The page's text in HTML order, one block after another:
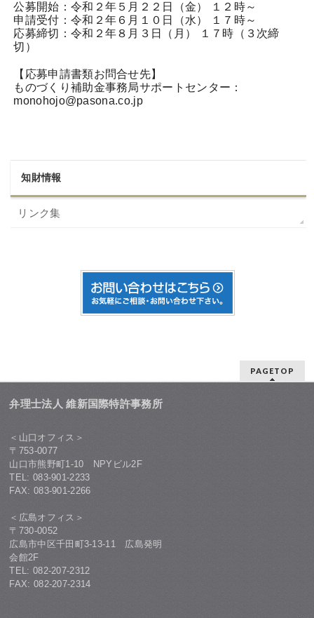
公募開始：令和２年５月２２日（金） １２時～
申請受付：令和２年６月１０日（水） １７時～
応募締切：令和２年８月３日（月） １７時（３次締
切）
【応募申請書類お問合せ先】
ものづくり補助金事務局サポートセンター：
monohojo@pasona.co.jp
知財情報
リンク集
PAGETOP
弁理士法人 維新国際特許事務所
＜山口オフィス＞
〒753-0077
山口市熊野町1-10 NPYビル2F
TEL: 083-901-2233
FAX: 083-901-2266
＜広島オフィス＞
〒730-0052
広島市中区千田町3-13-11 広島発明
会館2F
TEL: 082-207-2312
FAX: 082-207-2314